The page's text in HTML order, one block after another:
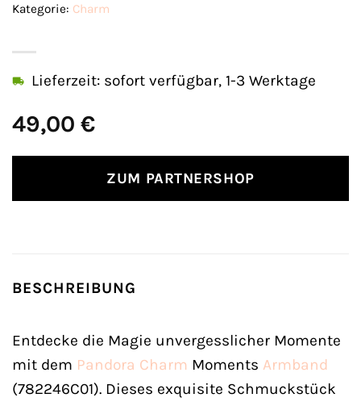
49,00 €
Lieferzeit: sofort verfügbar, 1-3 Werktage
ZUM PARTNERSHOP
Kategorie: Charm
BESCHREIBUNG
Entdecke die Magie unvergesslicher Momente
mit dem Pandora Charm Moments Armband
(782246C01). Dieses exquisite Schmuckstück